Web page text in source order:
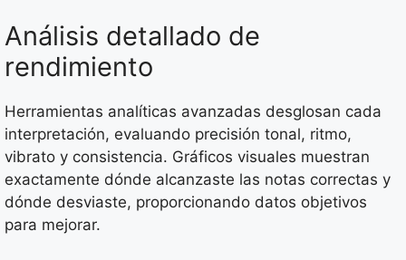
Análisis detallado de
rendimiento
Herramientas analíticas avanzadas desglosan cada
interpretación, evaluando precisión tonal, ritmo,
vibrato y consistencia. Gráficos visuales muestran
exactamente dónde alcanzaste las notas correctas y
dónde desviaste, proporcionando datos objetivos
para mejorar.